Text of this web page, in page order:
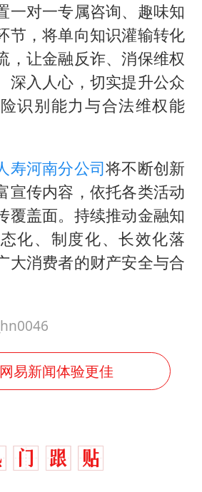
一对一专属咨询、趣味知
节，将单向知识灌输转化
，让金融反诈、消保维权
深入人心，切实提升公众
识别能力与合法维权能
寿河南分公司将不断创新
宣传内容，依托各类活动
覆盖面。持续推动金融知
化、制度化、长效化落
大消费者的财产安全与合
易新闻体验更佳